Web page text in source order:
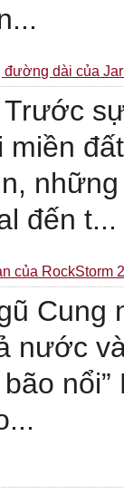
đường dài của
đất
đến t...
của RockStorm
nước